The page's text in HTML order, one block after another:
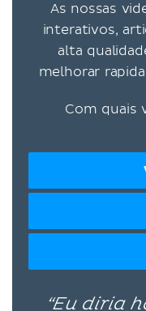
As nossas
interativos,
alta
melhorar
Com quais
“Eu diria